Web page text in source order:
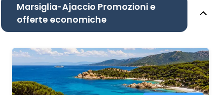
Marsiglia-Ajaccio Promozioni e
offerte economiche